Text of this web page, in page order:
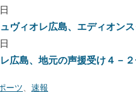
ヴィオレ広島、エディオン
広島、地元の声援受け４－
ーツ 速報